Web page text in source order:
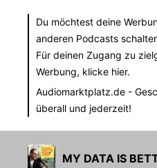
Du möchtest deine
anderen Podcasts
Für deinen Zugang zu
Werbung, klicke hier.
Audiomarktplatz.de -
überall und jederzeit!